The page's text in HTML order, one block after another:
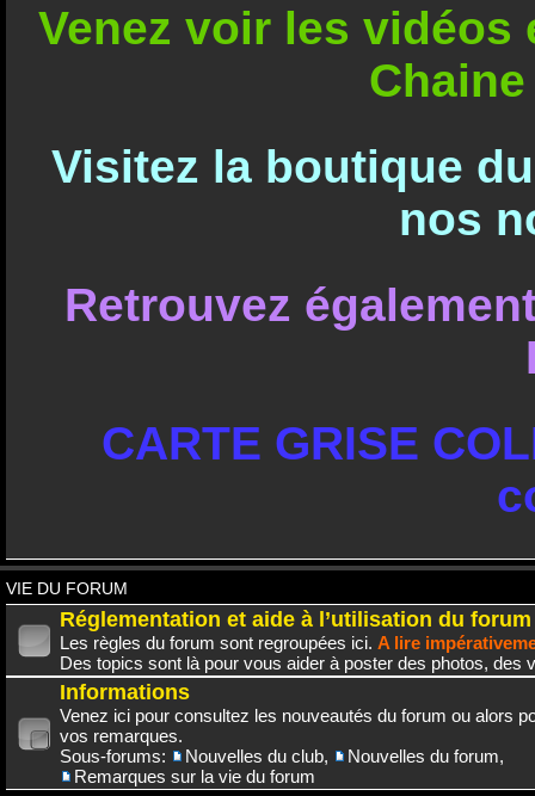
Venez voir les
Visitez la boutique
nos
Retrouvez
CARTE GRISE
VIE DU FORUM
Réglementation et aide à l’utilisation du forum
Les règles du forum sont regroupées ici. A lire
Des topics sont là pour vous aider à poster des photos, des
Informations
Venez ici pour consultez les nouveautés du forum ou alors
vos remarques.
Sous-forums:
Nouvelles du club, Nouvelles du forum,
Remarques sur la vie du forum